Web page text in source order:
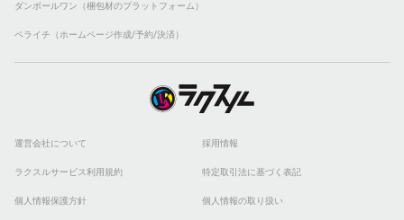
ダンボールワン（梱包材のプラットフォーム）
ペライチ（ホームページ作成/予約/決済）
運営会社について 採用情報
ラクスルサービス利用規約 特定取引法に基づく表記
個人情報保護方針 個人情報の取り扱い